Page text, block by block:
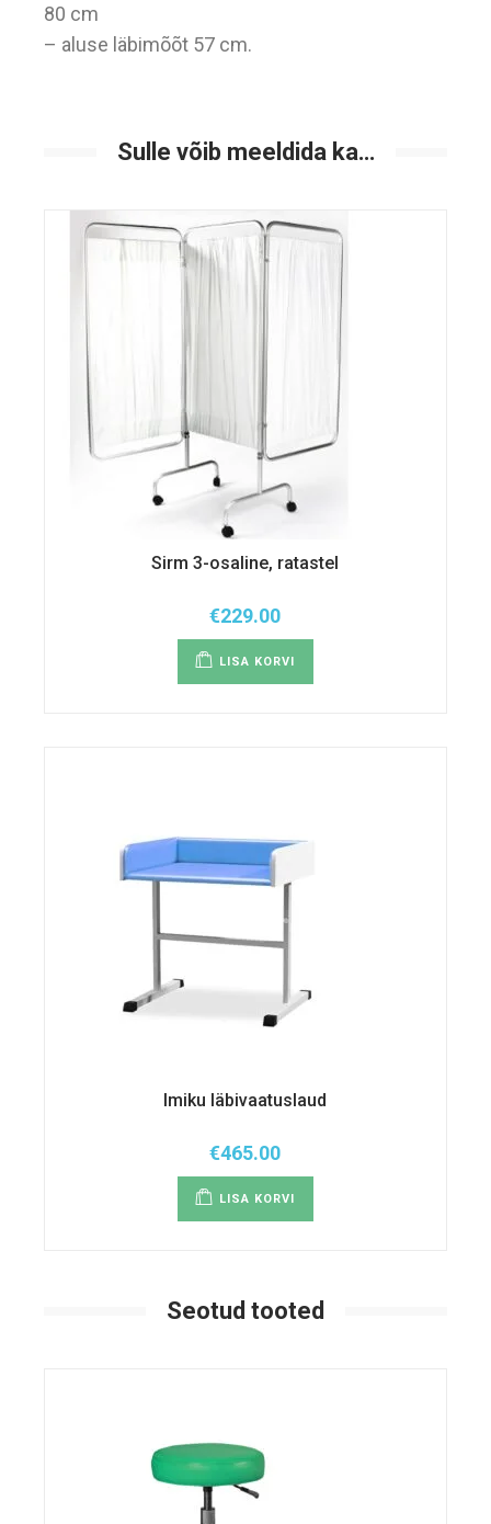
80 cm
– aluse läbimõõt 57 cm.
Sulle võib meeldida ka…
Sirm 3-osaline, ratastel
€229.00
LISA KORVI
Imiku läbivaatuslaud
€465.00
LISA KORVI
Seotud tooted